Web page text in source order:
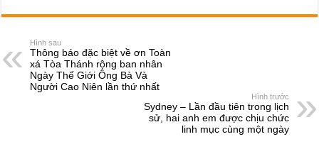
c
e
b
o
ss
n
g
at
A
p
e
d
s
er ail ar
Hình sau
Thông báo đặc biệt về ơn Toàn
xá Tòa Thánh rộng ban nhân
Ngày Thế Giới Ông Bà Và
Người Cao Niên lần thứ nhất
Hình trước
Sydney – Lần đầu tiên trong lịch
sử, hai anh em được chịu chức
linh mục cùng một ngày